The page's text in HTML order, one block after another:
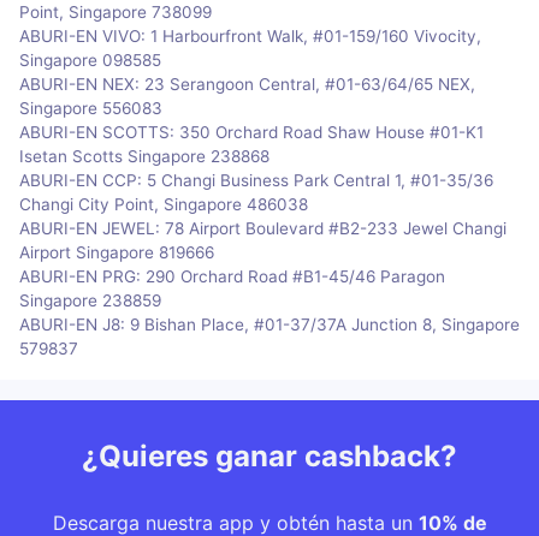
Point, Singapore 738099
ABURI-EN VIVO: 1 Harbourfront Walk, #01-159/160 Vivocity,
Singapore 098585
ABURI-EN NEX: 23 Serangoon Central, #01-63/64/65 NEX,
Singapore 556083
ABURI-EN SCOTTS: 350 Orchard Road Shaw House #01-K1
Isetan Scotts Singapore 238868
ABURI-EN CCP: 5 Changi Business Park Central 1, #01-35/36
Changi City Point, Singapore 486038
ABURI-EN JEWEL: 78 Airport Boulevard #B2-233 Jewel Changi
Airport Singapore 819666
ABURI-EN PRG: 290 Orchard Road #B1-45/46 Paragon
Singapore 238859
ABURI-EN J8: 9 Bishan Place, #01-37/37A Junction 8, Singapore
579837
¿Quieres ganar cashback?
Descarga nuestra app y obtén hasta un 10% de